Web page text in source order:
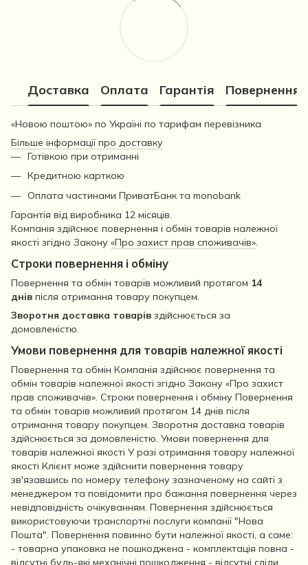
Доставка Оплата Гарантія Повернення
«Новою поштою» по Україні по тарифам перевізника
Більше інформації про доставку
Готівкою при отриманні
Кредитною карткою
Оплата частинами ПриватБанк та monobank
Гарантія від виробника 12 місяців.
Компанія здійснює повернення і обмін товарів належної
якості згідно Закону «Про захист прав споживачів».
Строки повернення і обміну
Повернення та обмін товарів можливий протягом 14
днів після отримання товару покупцем.
Зворотня доставка товарів здійснюється за
домовленістю.
Умови повернення для товарів належної якості
Повернення та обмін Компанія здійснює повернення та
обмін товарів належної якості згідно Закону «Про захист
прав споживачів». Строки повернення і обміну Повернення
та обмін товарів можливий протягом 14 днів після
отримання товару покупцем. Зворотня доставка товарів
здійснюється за домовленістю. Умови повернення для
товарів належної якості У разі отримання товару належної
якості Клієнт може здійснити повернення товару
зв'язавшись по номеру телефону зазначеному на сайті з
менеджером та повідомити про бажання повернення через
невідповідність очікуванням. Повернення здійснюється
використовуючи транспортні послуги компанії "Нова
Пошта". Повернення повинно бути належної якості, а саме:
- товарна упаковка не пошкоджена - комплектація повна -
відсутні будь-які механічні пошкодження - відсутні сліди